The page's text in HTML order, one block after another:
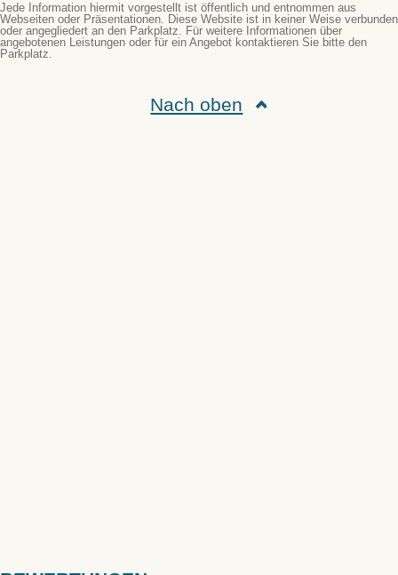
Jede Information hiermit vorgestellt ist öffentlich und entnommen aus
Webseiten oder Präsentationen. Diese Website ist in keiner Weise verbunden
oder angegliedert an den Parkplatz. Für weitere Informationen über
angebotenen Leistungen oder für ein Angebot kontaktieren Sie bitte den
Parkplatz.
Nach oben